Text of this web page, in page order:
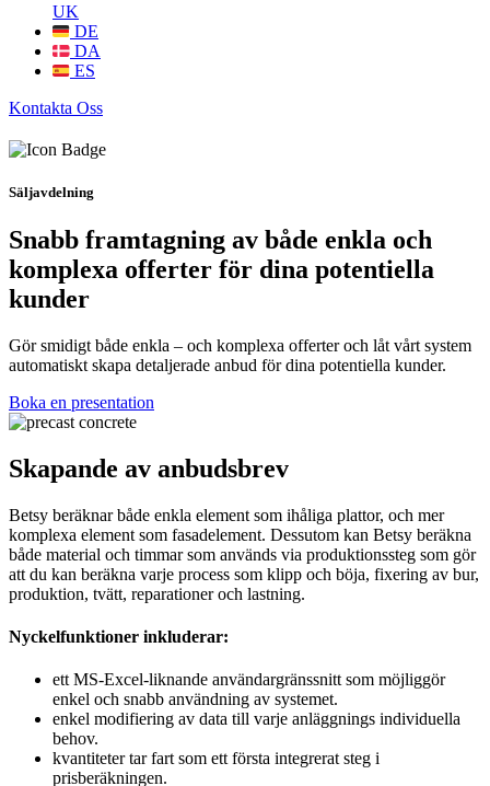
UK
DE
DA
ES
Kontakta Oss
Säljavdelning
Snabb framtagning av både enkla och
komplexa offerter för dina potentiella
kunder
Gör smidigt både enkla – och komplexa offerter och låt vårt system
automatiskt skapa detaljerade anbud för dina potentiella kunder.
Boka en presentation
Skapande av anbudsbrev
Betsy beräknar både enkla element som ihåliga plattor, och mer
komplexa element som fasadelement. Dessutom kan Betsy beräkna
både material och timmar som används via produktionssteg som gör
att du kan beräkna varje process som klipp och böja, fixering av bur,
produktion, tvätt, reparationer och lastning.
Nyckelfunktioner inkluderar:
ett MS-Excel-liknande användargränssnitt som möjliggör
enkel och snabb användning av systemet.
enkel modifiering av data till varje anläggnings individuella
behov.
kvantiteter tar fart som ett första integrerat steg i
prisberäkningen.